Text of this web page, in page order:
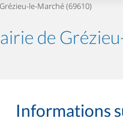
Grézieu-le-Marché (69610)
de
Informations